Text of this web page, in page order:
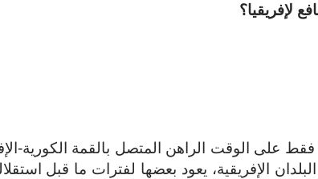
لإفريقيا؟
الإفريقية، يعود بعضها لفترات ما قبل